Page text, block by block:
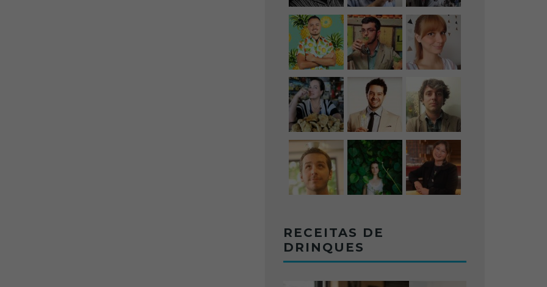
RECEITAS DE
DRINQUES